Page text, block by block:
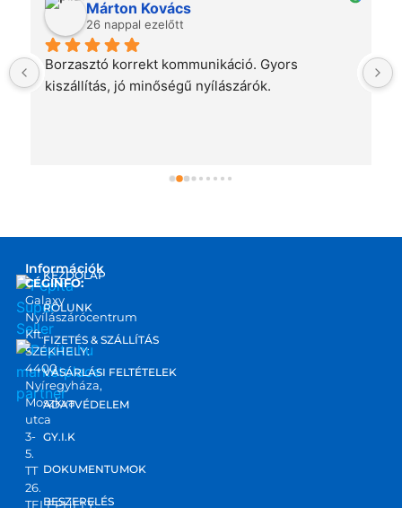
Márton Kovács
26 nappal ezelőtt
Borzasztó korrekt kommunikáció. Gyors
kiszállítás, jó minőségű nyílászárók.
marketplace
partner
Információk
CÉGINFO:
Galaxy
Nyílászárócentrum
Kft.
SZÉKHELY:
4400
Nyíregyháza,
Moszkva
utca
3-
5.
TT
26.
TELEPHELY:
KEZDŐLAP
RÓLUNK
FIZETÉS & SZÁLLÍTÁS
VÁSÁRLÁSI FELTÉTELEK
ADATVÉDELEM
GY.I.K
DOKUMENTUMOK
BESZERELÉS